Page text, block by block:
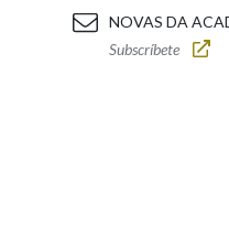
NOVAS DA
Subscríbete